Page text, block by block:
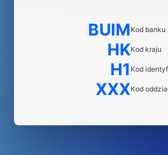
BUIM Kod banku
HKKod kraju
H1 Kod
XXXKod